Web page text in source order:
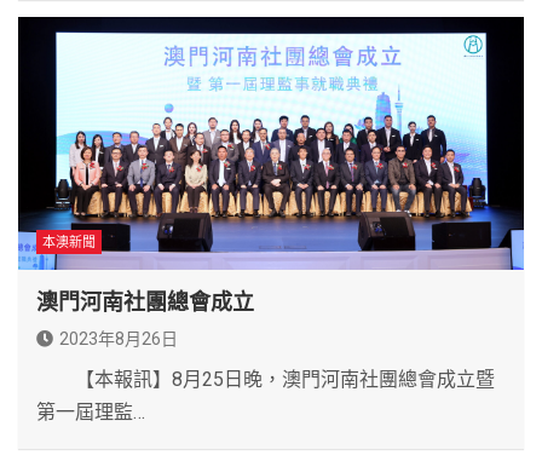
本澳新聞
澳門河南社團總會成立
2023年8月26日
【本報訊】8月25日晚，澳門河南社團總會成立暨
第一屆理監…